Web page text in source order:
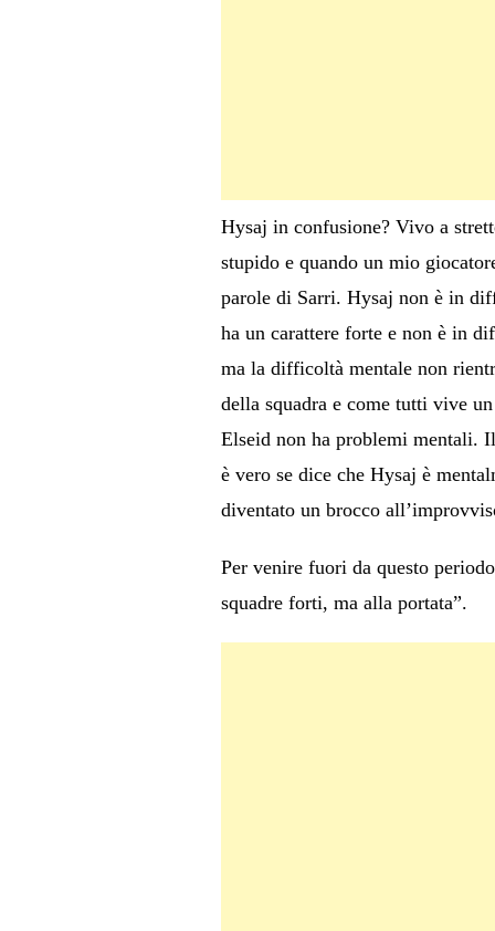
Hysaj in confusione? Vivo a
stupido e quando un mio
parole di Sarri. Hysaj non è in
ha un carattere forte e non è in
ma la difficoltà mentale non
della squadra e come tutti vive
Elseid non ha problemi mentali.
è vero se dice che Hysaj è
diventato un brocco
Per venire fuori da questo
squadre forti, ma alla portata”.